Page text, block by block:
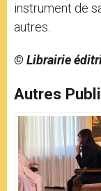
instrument de
autres.
© Librairie
Autres